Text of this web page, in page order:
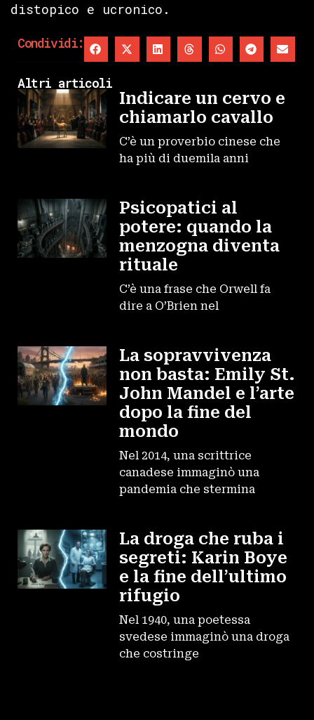
distopico e ucronico.
Condividi:
Altri articoli
Indicare un cervo e
chiamarlo cavallo
C’è un proverbio cinese che
ha più di duemila anni
Psicopatici al
potere: quando la
menzogna diventa
rituale
C’è una frase che Orwell fa
dire a O’Brien nel
La sopravvivenza
non basta: Emily St.
John Mandel e l’arte
dopo la fine del
mondo
Nel 2014, una scrittrice
canadese immaginò una
pandemia che stermina
La droga che ruba i
segreti: Karin Boye
e la fine dell’ultimo
rifugio
Nel 1940, una poetessa
svedese immaginò una droga
che costringe